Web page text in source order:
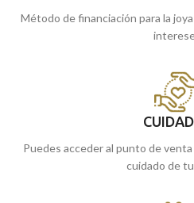
Método de financiación para la
Puedes acceder al punto de
cuidado de